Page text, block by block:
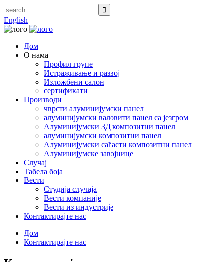
English
Дом
О нама
Профил групе
Истраживање и развој
Изложбени салон
сертификати
Производи
чврсти алуминијумски панел
алуминијумски валовити панел са језгром
Алуминијумски 3Д композитни панел
алуминијумски композитни панел
Алуминијумски саћасти композитни панел
Алуминијумске завојнице
Случај
Табела боја
Вести
Студија случаја
Вести компаније
Вести из индустрије
Контактирајте нас
Дом
Контактирајте нас